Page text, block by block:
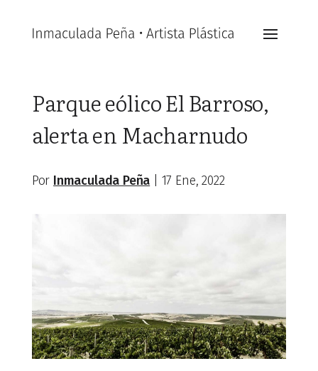
Parque eólico El Barroso,
alerta en Macharnudo
Por Inmaculada Peña 17 Ene, 2022